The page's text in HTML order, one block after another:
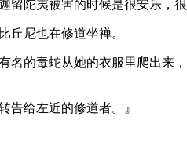
陀夷被害的时候是很安乐，很
尼也在修道坐禅。
毒蛇从她的衣服里爬出来
给左近的修道者。』